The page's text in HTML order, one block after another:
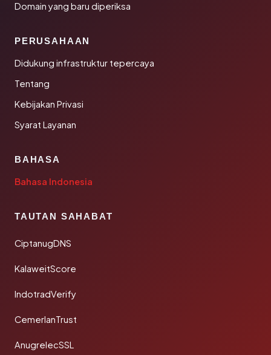
Domain yang baru diperiksa
PERUSAHAAN
Didukung infrastruktur tepercaya
Tentang
Kebijakan Privasi
Syarat Layanan
BAHASA
Bahasa Indonesia
TAUTAN SAHABAT
CiptanugDNS
KalaweitScore
IndotradVerify
CemerlanTrust
AnugrelecSSL